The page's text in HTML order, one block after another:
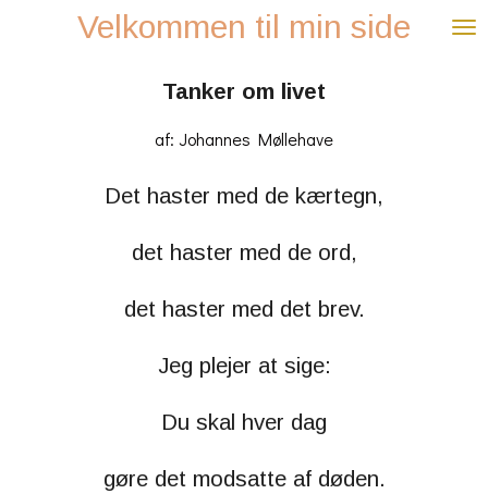
Velkommen til min side
Tanker om livet
af: Johannes Møllehave
Det haster med de kærtegn,
det haster med de ord,
det haster med det brev.
Jeg plejer at sige:
Du skal hver dag
gøre det modsatte af døden.